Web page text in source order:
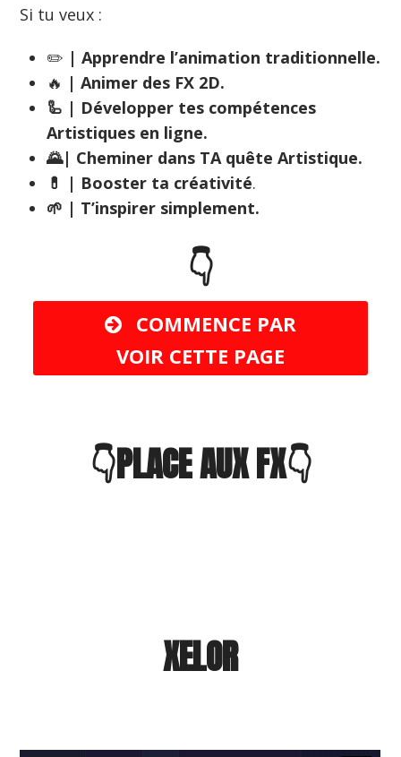
Si tu veux :
✏️ | Apprendre l’animation traditionnelle.
🔥 | Animer des FX 2D.
🦾 | Développer tes compétences
Artistiques en ligne.
🌄| Cheminer dans TA quête Artistique.
💊 | Booster ta créativité.
🌱 | T’inspirer simplement.
👇
COMMENCE PAR
VOIR CETTE PAGE
👇PLACE AUX FX👇
XELOR